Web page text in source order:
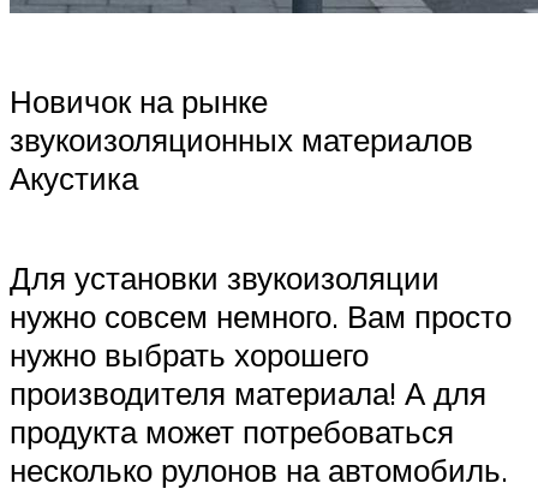
Новичок на рынке
звукоизоляционных материалов
Акустика
Для установки звукоизоляции
нужно совсем немного. Вам просто
нужно выбрать хорошего
производителя материала! А для
продукта может потребоваться
несколько рулонов на автомобиль.